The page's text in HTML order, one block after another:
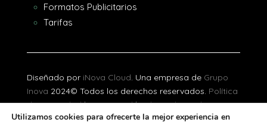
Formatos Publicitarios
Tarifas
Diseñado por iNova Cloud . Una empresa de Grupo
Inova 2024© Todos los derechos reservados. Política
de Privacidad|Aviso Legal|Política de Cookies
Utilizamos cookies para ofrecerte la mejor experiencia en